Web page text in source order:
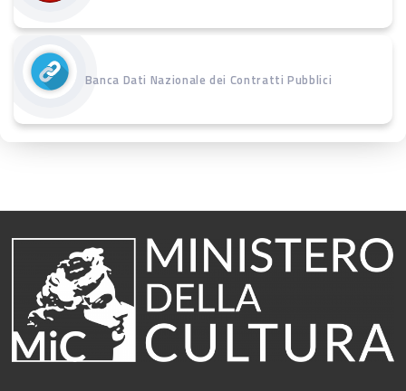
Banca Dati Nazionale dei Contratti Pubblici